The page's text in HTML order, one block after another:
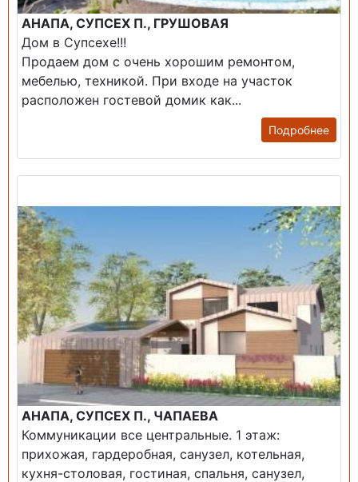
АНАПА, СУПСЕХ П., ГРУШОВАЯ
Дом в Супсехе!!!
Продаем дом с очень хорошим ремонтом,
мебелью, техникой. При входе на участок
расположен гостевой домик как...
Подробнее
АНАПА, СУПСЕХ П., ЧАПАЕВА
Коммуникации все центральные. 1 этаж:
прихожая, гардеробная, санузел, котельная,
кухня-столовая, гостиная, спальня, санузел,